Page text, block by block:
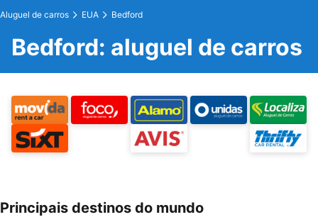
Aluguel de carros EUA Bedford
Bedford: aluguel de carros
Principais destinos do mundo